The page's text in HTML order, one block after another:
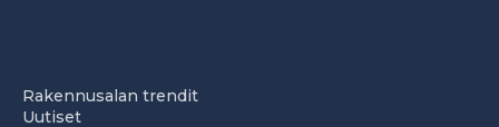
Rakennusalan trendit
Uutiset